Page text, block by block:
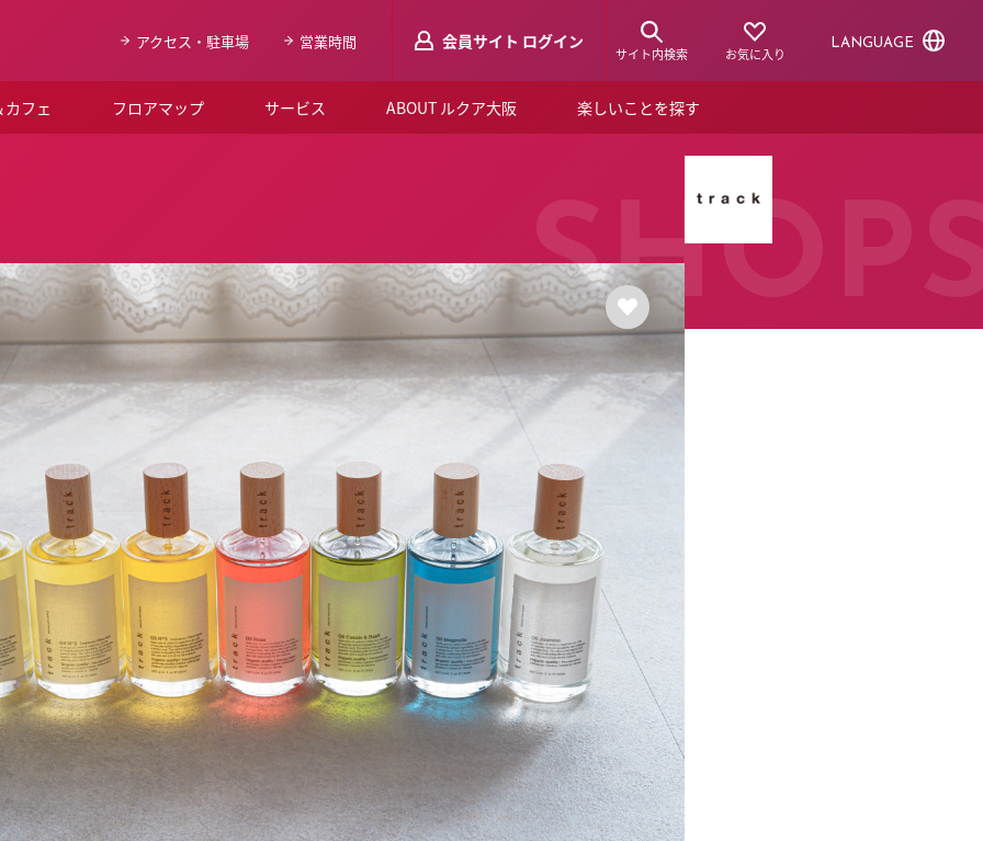
アクセス・駐車場 営業時間 会員サイト ログイン
サイト内検索 お気に入り
LANGUAGE
フェ フロアマップ サービス ABOUT ルクア大阪
よくあるご質問
SNSアカウント一覧
LUCUAブライダルクラブ
ルクア大阪イベントホール
スタッフ募集（長期で働きたい方）
スタッフ募集（スポットで働きたい
方）
楽しいことを探す
ショップニュース
ルクアスタイル
特集
デジタルブック